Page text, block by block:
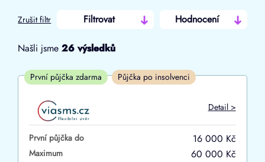
Zrušit filtr Filtrovat Hodnocení
Od
První půjčka zdarma
–
Našli jsme26 výsledků
První půjčka zdarma Půjčka po insolvenci
Detail >
První půjčka do 16 000 Kč
Maximum 60 000 Kč